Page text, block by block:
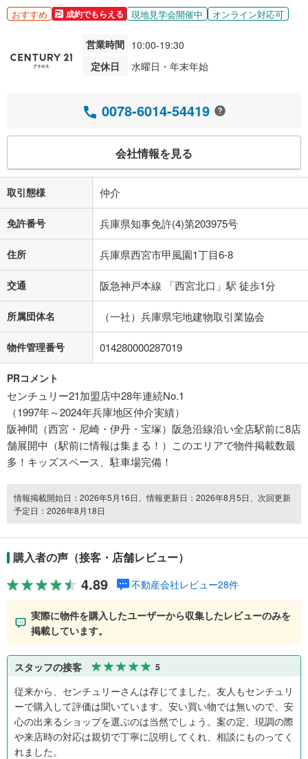
おすすめ 成約でもらえる 現地見学会開催中 オンライン対応可
営業時間 10:00-19:30
定休日
水曜日・年末年始
0078-6014-54419
会社情報を見る
取引態様 仲介
免許番号 兵庫県知事免許(4)第203975号
住所 兵庫県西宮市甲風園1丁目6-8
交通 阪急神戸本線 「西宮北口」駅 徒歩1分
所属団体名 （一社）兵庫県宅地建物取引業協会
物件管理番号 014280000287019
PRコメント
センチュリー21加盟店中28年連続No.1
（1997年～2024年兵庫地区仲介実績）
阪神間（西宮・尼崎・伊丹・宝塚）阪急沿線沿い全店駅前に8店
舗展開中（駅前に情報は集まる！）このエリアで物件掲載数最
多！キッズスペース、駐車場完備！
情報掲載開始日：2026年5月16日、情報更新日：2026年8月5日、次回更新
予定日：2026年8月18日
購入者の声（接客・店舗レビュー）
4.89 不動産会社レビュー28件
実際に物件を購入したユーザーから収集したレビューのみを
掲載しています。
スタッフの接客 5
従来から、センチュリーさんは存じてました。友人もセンチュリ
ーで購入して評価は聞いています。安い買い物では無いので、安
心の出来るショップを選ぶのは当然でしょう。案の定、現調の際
や来店時の対応は親切で丁寧に説明してくれ、相談にものってく
れました。